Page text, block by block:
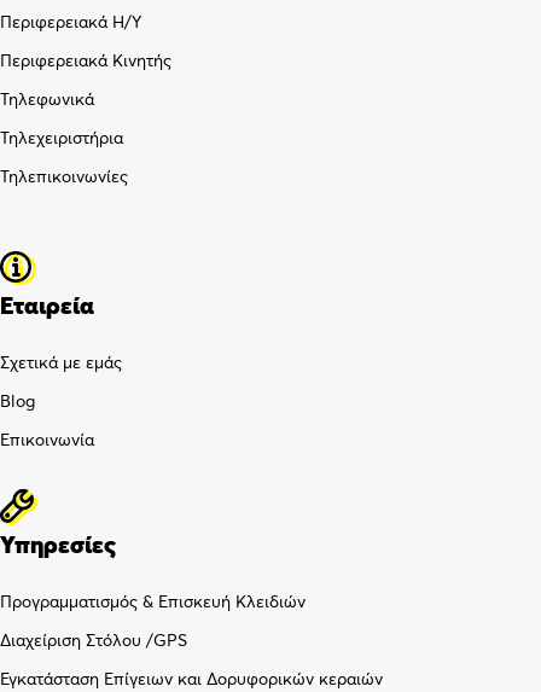
Περιφερειακά Η/Υ
Περιφερειακά Κινητής
Τηλεφωνικά
Τηλεχειριστήρια
Τηλεπικοινωνίες
Εταιρεία
Σχετικά με εμάς
Blog
Επικοινωνία
Υπηρεσίες
Προγραμματισμός & Επισκευή Κλειδιών
Διαχείριση Στόλου /GPS
Εγκατάσταση Επίγειων και Δορυφορικών κεραιών